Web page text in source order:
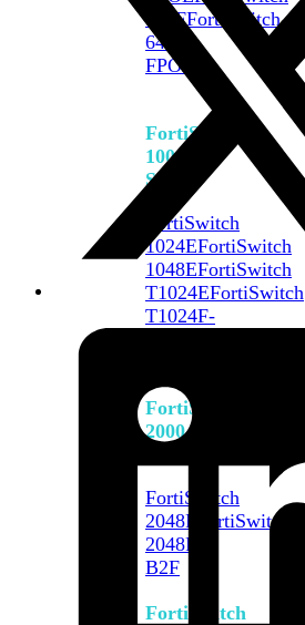
648FFortiSwitch
648F-
FPOE
FortiSwitch
1000
Series
FortiSwitch
1024EFortiSwitch
1048EFortiSwitch
T1024EFortiSwitch
T1024F-
FortiSwitch
2000
FortiSwitch
2048F
FortiSwitch
2048F-
B2F
FortiSwitch